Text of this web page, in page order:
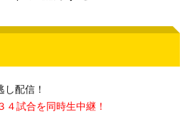
配信！
試合を同時生中継！